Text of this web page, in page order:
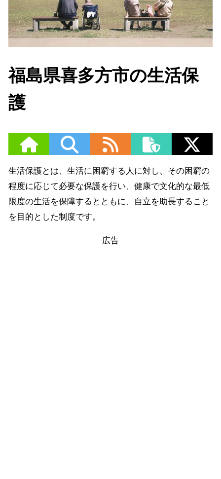
福島県喜多方市の生活保
護
生活保護とは、生活に困窮する人に対し、その困窮の
程度に応じて必要な保護を行い、健康で文化的な最低
限度の生活を保障するとともに、自立を助長すること
を目的とした制度です。